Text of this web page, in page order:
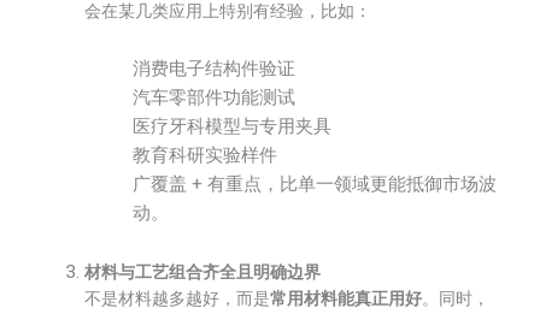
会在某几类应用上特别有经验，比如：
消费电子结构件验证
汽车零部件功能测试
医疗牙科模型与专用夹具
教育科研实验样件
广覆盖 + 有重点，比单一领域更能抵御市场波
动。
材料与工艺组合齐全且明确边界
不是材料越多越好，而是常用材料能真正用好。同时，